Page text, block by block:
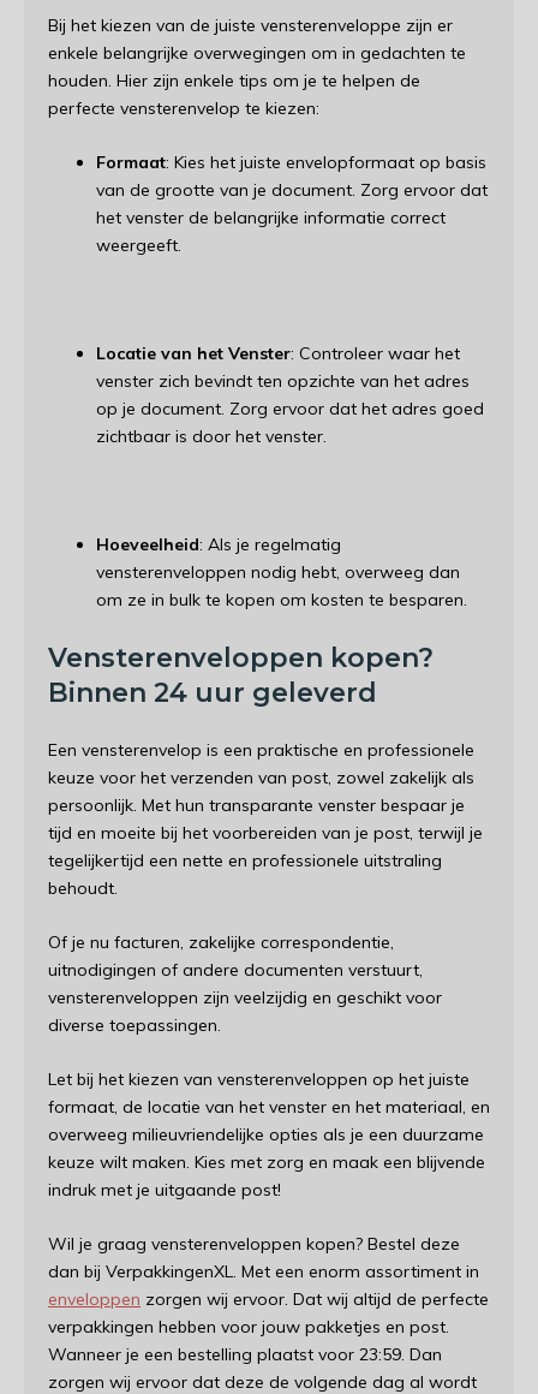
Bij het kiezen van de juiste vensterenveloppe zijn er
enkele belangrijke overwegingen om in gedachten te
houden. Hier zijn enkele tips om je te helpen de
perfecte vensterenvelop te kiezen:
Formaat: Kies het juiste envelopformaat op basis
van de grootte van je document. Zorg ervoor dat
het venster de belangrijke informatie correct
weergeeft.
Locatie van het Venster: Controleer waar het
venster zich bevindt ten opzichte van het adres
op je document. Zorg ervoor dat het adres goed
zichtbaar is door het venster.
Hoeveelheid: Als je regelmatig
vensterenveloppen nodig hebt, overweeg dan
om ze in bulk te kopen om kosten te besparen.
Vensterenveloppen kopen?
Binnen 24 uur geleverd
Een vensterenvelop is een praktische en professionele
keuze voor het verzenden van post, zowel zakelijk als
persoonlijk. Met hun transparante venster bespaar je
tijd en moeite bij het voorbereiden van je post, terwijl je
tegelijkertijd een nette en professionele uitstraling
behoudt.
Of je nu facturen, zakelijke correspondentie,
uitnodigingen of andere documenten verstuurt,
vensterenveloppen zijn veelzijdig en geschikt voor
diverse toepassingen.
Let bij het kiezen van vensterenveloppen op het juiste
formaat, de locatie van het venster en het materiaal, en
overweeg milieuvriendelijke opties als je een duurzame
keuze wilt maken. Kies met zorg en maak een blijvende
indruk met je uitgaande post!
Wil je graag vensterenveloppen kopen? Bestel deze
dan bij VerpakkingenXL. Met een enorm assortiment in
enveloppen zorgen wij ervoor. Dat wij altijd de perfecte
verpakkingen hebben voor jouw pakketjes en post.
Wanneer je een bestelling plaatst voor 23:59. Dan
zorgen wij ervoor dat deze de volgende dag al wordt